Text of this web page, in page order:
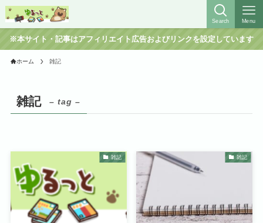
Search Menu
※本サイト・記事はアフィリエイト広告およびリンクを設定しています
ホーム 雑記
雑記 – tag –
雑記 雑記